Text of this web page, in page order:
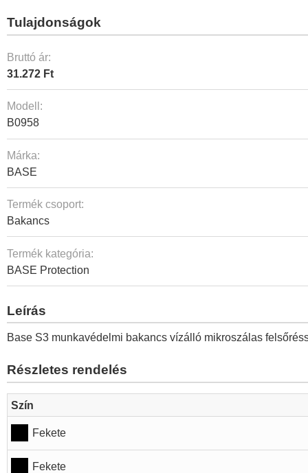
Tulajdonságok
Bruttó ár:
31.272 Ft
Modell:
B0958
Márka:
BASE
Termék csoport:
Bakancs
Termék kategória:
BASE Protection
Leírás
Base S3 munkavédelmi bakancs vízálló mikroszálas
Részletes rendelés
Szín
Fekete
Fekete